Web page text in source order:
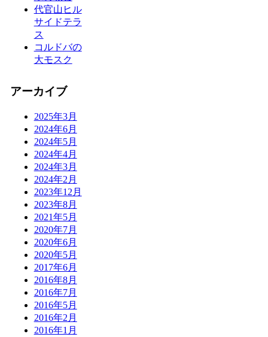
代官山ヒル
サイドテラ
ス
コルドバの
大モスク
アーカイブ
2025年3月
2024年6月
2024年5月
2024年4月
2024年3月
2024年2月
2023年12月
2023年8月
2021年5月
2020年7月
2020年6月
2020年5月
2017年6月
2016年8月
2016年7月
2016年5月
2016年2月
2016年1月